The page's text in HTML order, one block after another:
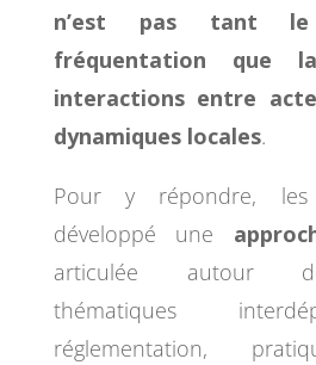
n’est pas tant
fréquentation que
interactions entre
dynamiques locales.
Pour y répondre,
développé une
articulée autour
thématiques
réglementation,